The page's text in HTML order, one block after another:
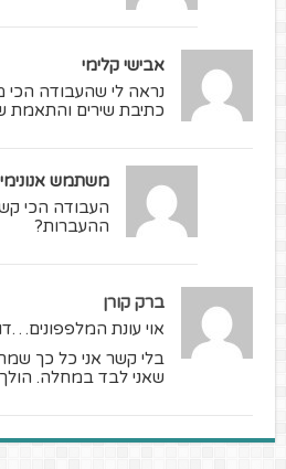
אבישי קלימי
נראה לי שהעבודה הכי
כתיבת שירים והתאמת
משתמש
העבודה הכי
ההעברות?
ברק קורן
אוי עונת
בלי קשר אני כל כך
שאני לבד במחלה.